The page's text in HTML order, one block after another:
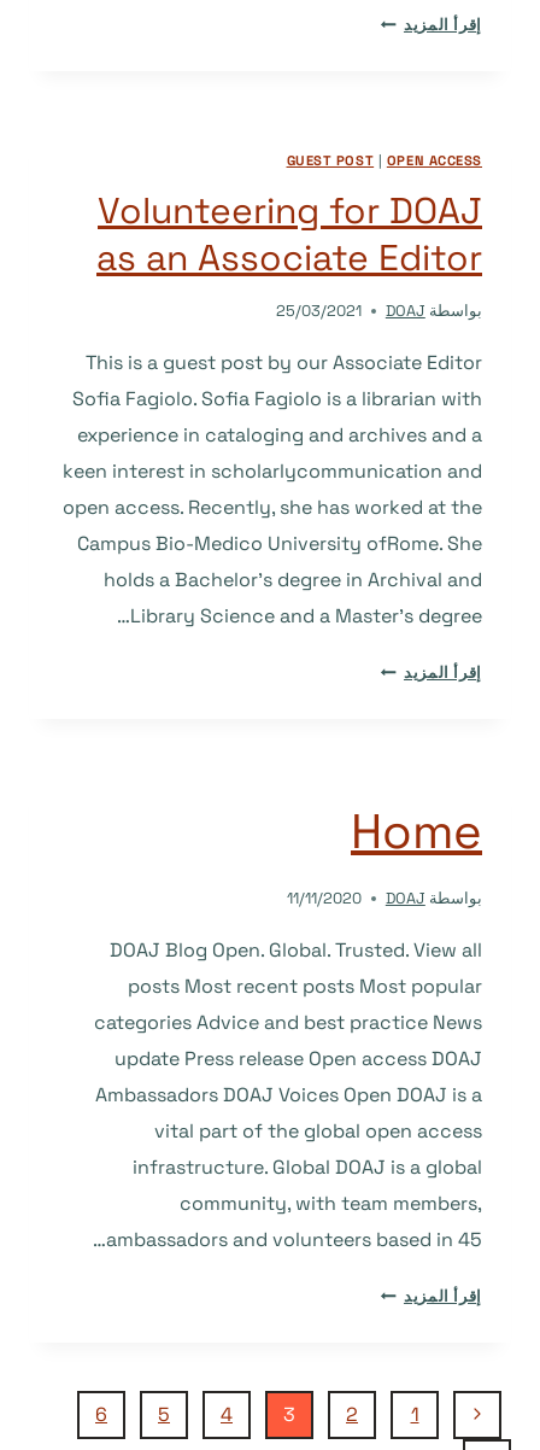
إقرأ المزيد INTERVIEW
PUBLISHERS
GUEST POST | OPEN ACCESS
Volunteering for DOAJ
as an Associate Editor
بواسطة DOAJ
25/03/2021
This is a guest post by our Associate Editor
Sofia Fagiolo. Sofia Fagiolo is a librarian with
experience in cataloging and archives and a
keen interest in scholarlycommunication and
open access. Recently, she has worked at the
Campus Bio-Medico University ofRome. She
holds a Bachelor’s degree in Archival and
Library Science and a Master’s degree…
إقرأ المزيد VOLUNTEERING
ASSOCIATE
EDITOR
Home
بواسطة DOAJ
11/11/2020
DOAJ Blog Open. Global. Trusted. View all
posts Most recent posts Most popular
categories Advice and best practice News
update Press release Open access DOAJ
Ambassadors DOAJ Voices Open DOAJ is a
vital part of the global open access
infrastructure. Global DOAJ is a global
community, with team members,
ambassadors and volunteers based in 45…
إقرأ المزيد HOME
تنقل
الصفحة
1
2
3
4
5
6